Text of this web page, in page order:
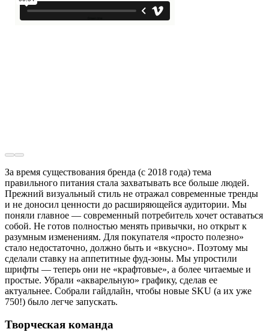
За время существования бренда (с 2018 года) тема
правильного питания стала захватывать все больше людей.
Прежний визуальный стиль не отражал современные тренды
и не доносил ценности до расширяющейся аудитории. Мы
поняли главное — современный потребитель хочет оставаться
собой. Не готов полностью менять привычки, но открыт к
разумным изменениям. Для покупателя «просто полезно»
стало недостаточно, должно быть и «вкусно». Поэтому мы
сделали ставку на аппетитные фуд-зоны. Мы упростили
шрифты — теперь они не «крафтовые», а более читаемые и
простые. Убрали «акварельную» графику, сделав ее
актуальнее. Собрали гайдлайн, чтобы новые SKU (а их уже
750!) было легче запускать.
Творческая команда